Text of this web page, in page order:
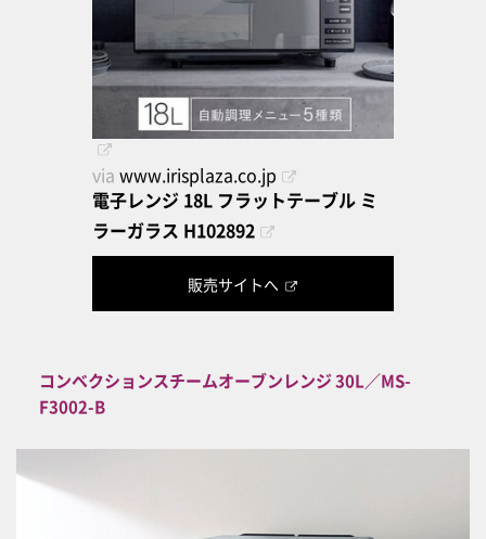
via www.irisplaza.co.jp
電子レンジ 18L フラットテーブル ミ
ラーガラス H102892
販売サイトへ
コンベクションスチームオーブンレンジ 30L／MS-
F3002-B